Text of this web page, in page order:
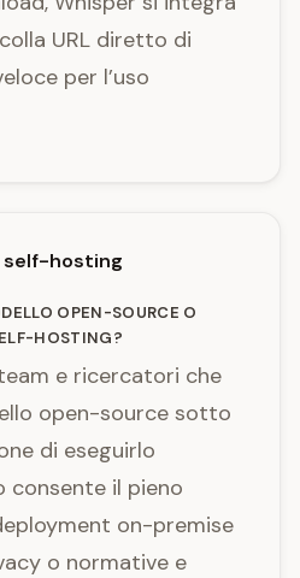
URL diretto di
per l’uso
self-hosting
OPEN-SOURCE O
HOSTING?
e ricercatori che
open-source sotto
di eseguirlo
consente il pieno
on-premise
o normative e